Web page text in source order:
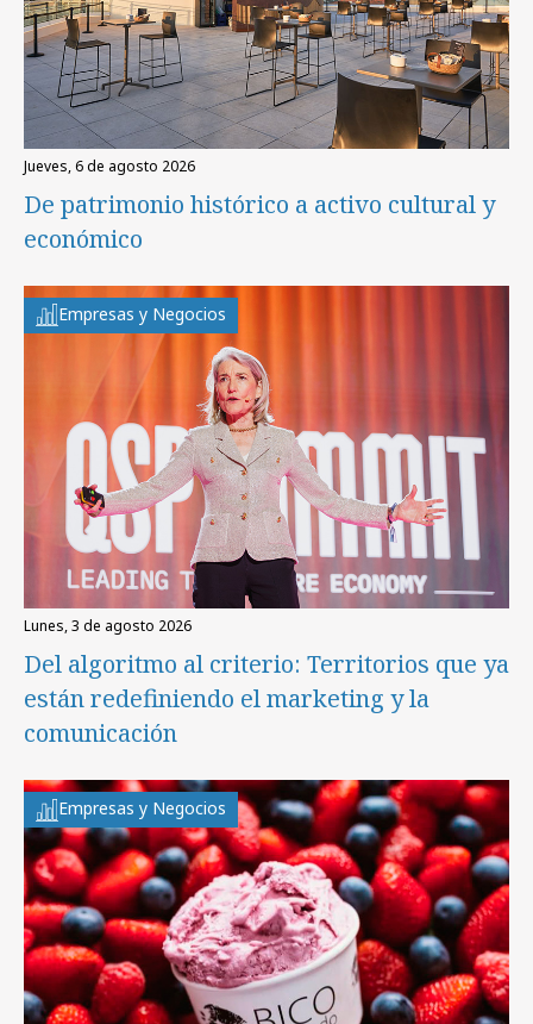
jueves, 6 de agosto 2026
De patrimonio histórico a activo cultural y
económico
Empresas y Negocios
lunes, 3 de agosto 2026
Del algoritmo al criterio: Territorios que ya
están redefiniendo el marketing y la
comunicación
Empresas y Negocios